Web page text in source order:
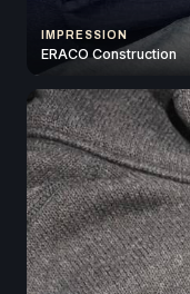
IMPRESSION
ERACO Construction